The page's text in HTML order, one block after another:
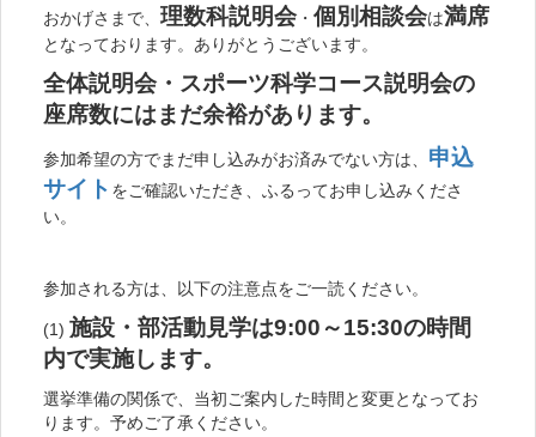
おかげさまで、 理数科説明会・ 個別相談会は満席
となっております。ありがとうございます。
全体説明会・スポーツ科学コース説明会の
座席数にはまだ余裕があります。
参加希望の方でまだ申し込みがお済みでない方は、 申込
サイト をご確認いただき、ふるってお申し込みくださ
い。
参加される方は、以下の注意点をご一読ください。
(1) 施設・部活動見学は9:00～15:30の時間
内で実施します。
選挙準備の関係で、当初ご案内した時間と変更となってお
ります。予めご了承ください。